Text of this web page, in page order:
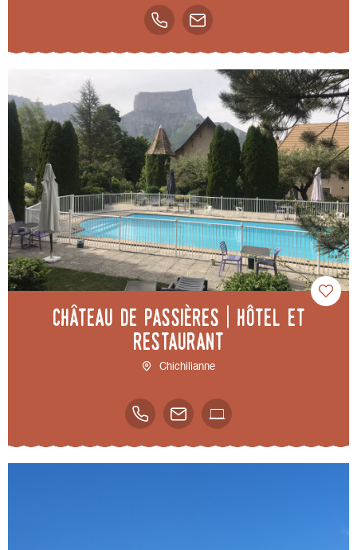
Château de Passières | Hôtel et
Restaurant
Chichilianne